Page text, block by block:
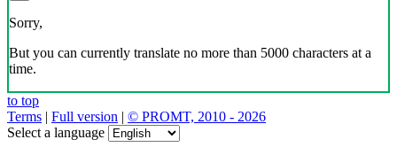
Sorry,
But you can currently translate no more than 5000 characters at a
time.
to top
Terms | Full version | © PROMT, 2010 - 2026
Select a language